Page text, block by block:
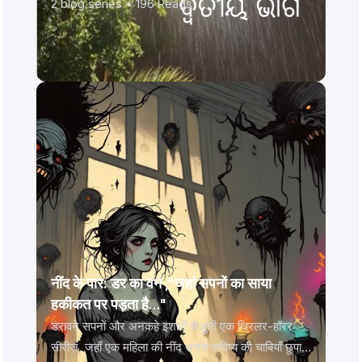
2blog series •196Reads
नींद के पार: डर का वन ,"जहां सपनों का साया
हकीकत पर पड़ता है..."
डरावने सपनों और अनकहे इशारों से बुनी एक थ्रिलर-हॉरर
सीरीज़, जहाँ एक महिला की नींद उसके भविष्य की चाबियाँ छुपाए